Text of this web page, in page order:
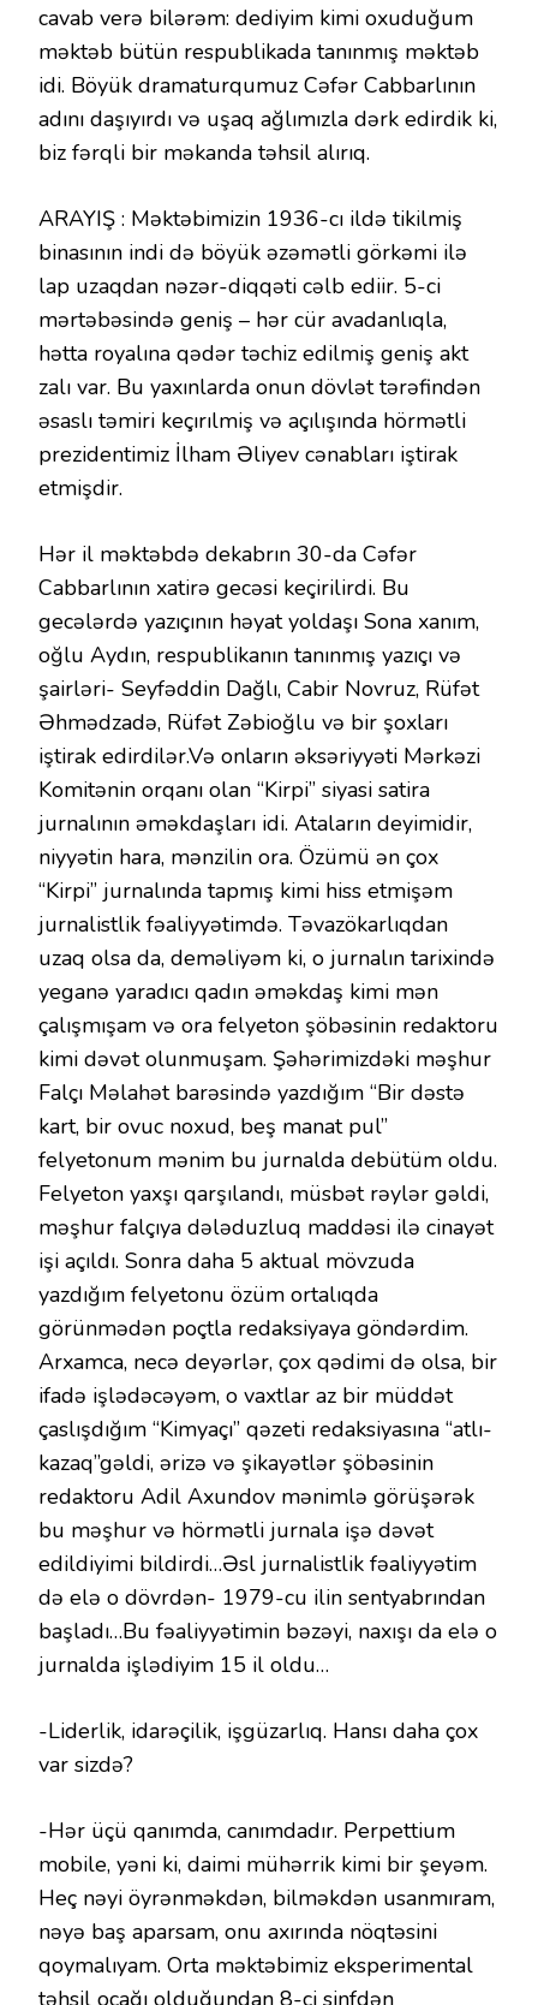
cavab verə bilərəm: dediyim kimi oxuduğum
məktəb bütün respublikada tanınmış məktəb
idi. Böyük dramaturqumuz Cəfər Cabbarlının
adını daşıyırdı və uşaq ağlımızla dərk edirdik ki,
biz fərqli bir məkanda təhsil alırıq.
ARAYIŞ : Məktəbimizin 1936-cı ildə tikilmiş
binasının indi də böyük əzəmətli görkəmi ilə
lap uzaqdan nəzər-diqqəti cəlb ediir. 5-ci
mərtəbəsində geniş – hər cür avadanlıqla,
hətta royalına qədər təchiz edilmiş geniş akt
zalı var. Bu yaxınlarda onun dövlət tərəfindən
əsaslı təmiri keçırılmiş və açılışında hörmətli
prezidentimiz İlham Əliyev cənabları iştirak
etmişdir.
Hər il məktəbdə dekabrın 30-da Cəfər
Cabbarlının xatirə gecəsi keçirilirdi. Bu
gecələrdə yazıçının həyat yoldaşı Sona xanım,
oğlu Aydın, respublikanın tanınmış yazıçı və
şairləri- Seyfəddin Dağlı, Cabir Novruz, Rüfət
Əhmədzadə, Rüfət Zəbioğlu və bir şoxları
iştirak edirdilər.Və onların əksəriyyəti Mərkəzi
Komitənin orqanı olan “Kirpi” siyasi satira
jurnalının əməkdaşları idi. Ataların deyimidir,
niyyətin hara, mənzilin ora. Özümü ən çox
“Kirpi” jurnalında tapmış kimi hiss etmişəm
jurnalistlik fəaliyyətimdə. Təvazökarlıqdan
uzaq olsa da, deməliyəm ki, o jurnalın tarixində
yeganə yaradıcı qadın əməkdaş kimi mən
çalışmışam və ora felyeton şöbəsinin redaktoru
kimi dəvət olunmuşam. Şəhərimizdəki məşhur
Falçı Məlahət barəsində yazdığım “Bir dəstə
kart, bir ovuc noxud, beş manat pul”
felyetonum mənim bu jurnalda debütüm oldu.
Felyeton yaxşı qarşılandı, müsbət rəylər gəldi,
məşhur falçıya dələduzluq maddəsi ilə cinayət
işi açıldı. Sonra daha 5 aktual mövzuda
yazdığım felyetonu özüm ortalıqda
görünmədən poçtla redaksiyaya göndərdim.
Arxamca, necə deyərlər, çox qədimi də olsa, bir
ifadə işlədəcəyəm, o vaxtlar az bir müddət
çaslışdığım “Kimyaçı” qəzeti redaksiyasına “atlı-
kazaq”gəldi, ərizə və şikayətlər şöbəsinin
redaktoru Adil Axundov mənimlə görüşərək
bu məşhur və hörmətli jurnala işə dəvət
edildiyimi bildirdi…Əsl jurnalistlik fəaliyyətim
də elə o dövrdən- 1979-cu ilin sentyabrından
başladı…Bu fəaliyyətimin bəzəyi, naxışı da elə o
jurnalda işlədiyim 15 il oldu…
-Liderlik, idarəçilik, işgüzarlıq. Hansı daha çox
var sizdə?
-Hər üçü qanımda, canımdadır. Perpettium
mobile, yəni ki, daimi mühərrik kimi bir şeyəm.
Heç nəyi öyrənməkdən, bilməkdən usanmıram,
nəyə baş aparsam, onu axırında nöqtəsini
qoymalıyam. Orta məktəbimiz eksperimental
təhsil ocağı olduğundan 8-ci sinfdən